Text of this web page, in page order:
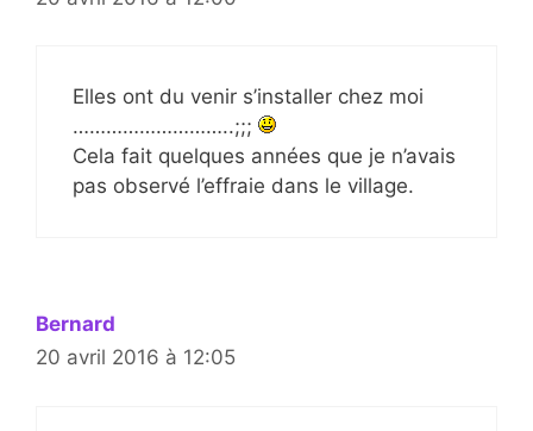
Elles ont du venir s’installer chez moi
………………………..;;;
Cela fait quelques années que je n’avais
pas observé l’effraie dans le village.
Bernard
20 avril 2016 à 12:05